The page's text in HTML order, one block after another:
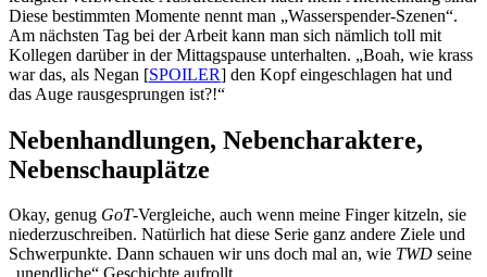
Diese bestimmten Momente nennt man „Wasserspender-Szenen“.
Am nächsten Tag bei der Arbeit kann man sich nämlich toll mit
Kollegen darüber in der Mittagspause unterhalten. „Boah, wie krass
war das, als Negan [SPOILER] den Kopf eingeschlagen hat und
das Auge rausgesprungen ist?!“
Nebenhandlungen, Nebencharaktere,
Nebenschauplätze
Okay, genug GoT-Vergleiche, auch wenn meine Finger kitzeln, sie
niederzuschreiben. Natürlich hat diese Serie ganz andere Ziele und
Schwerpunkte. Dann schauen wir uns doch mal an, wie TWD seine